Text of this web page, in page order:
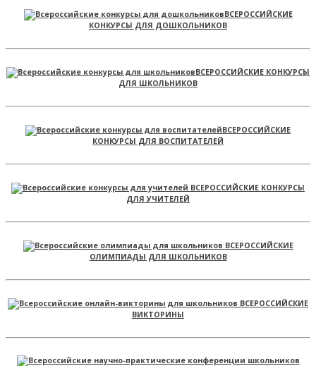
ВСЕРОССИЙСКИЕ
КОНКУРСЫ ДЛЯ ДОШКОЛЬНИКОВ
ВСЕРОССИЙСКИЕ КОНКУРСЫ
ДЛЯ ШКОЛЬНИКОВ
ВСЕРОССИЙСКИЕ
КОНКУРСЫ ДЛЯ ВОСПИТАТЕЛЕЙ
ВСЕРОССИЙСКИЕ КОНКУРСЫ
ДЛЯ УЧИТЕЛЕЙ
ВСЕРОССИЙСКИЕ
ОЛИМПИАДЫ ДЛЯ ШКОЛЬНИКОВ
ВСЕРОССИЙСКИЕ
ВИКТОРИНЫ